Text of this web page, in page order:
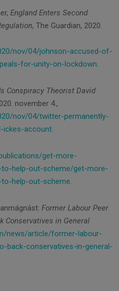
England Enters Second
The Guardian, 2020.
nov/04/johnson-accused-of-
for-unity-on-lockdown.
Conspiracy Theorist David
november 4.,
nov/04/twitter-permanently-
ickes-account.
get-more-
help-out-scheme/get-more-
help-out-scheme.
Former Labour Peer
Conservatives in General
news/article/former-labour-
back-conservatives-in-general-